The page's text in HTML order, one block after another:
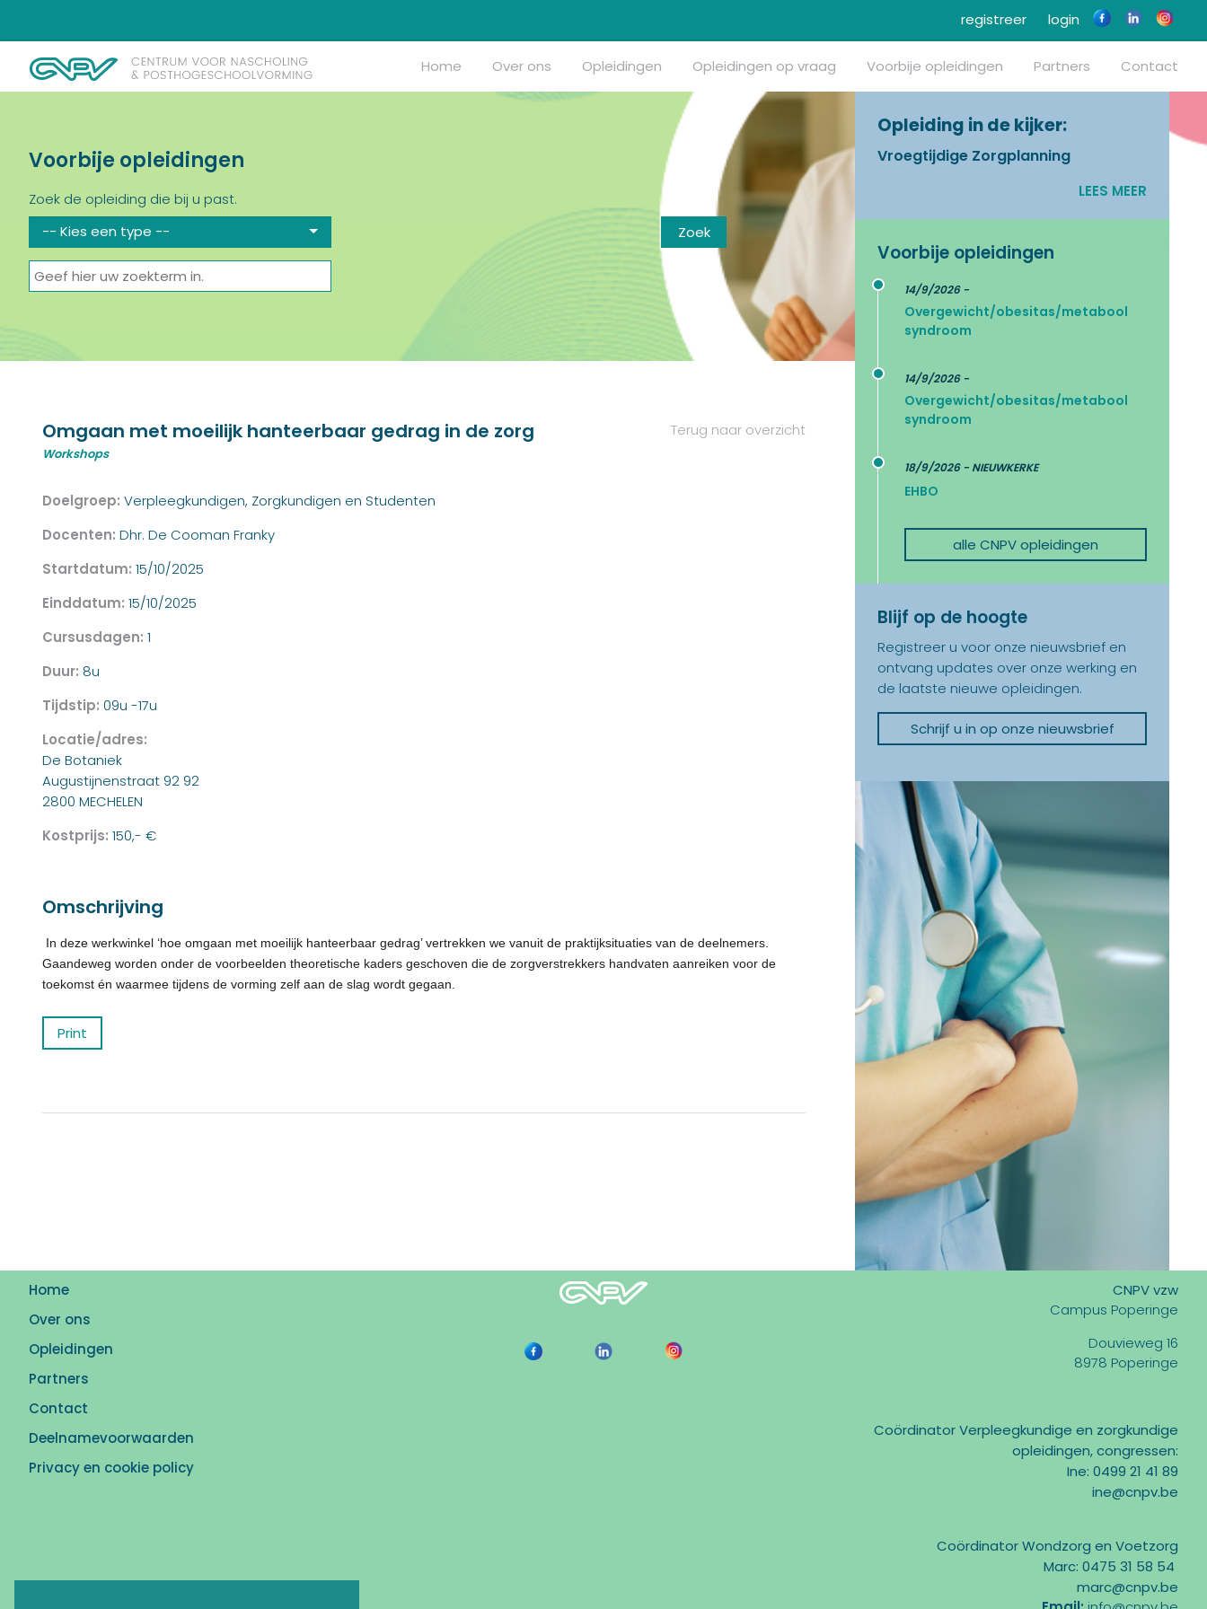
login
registreer
Home Over ons Opleidingen Opleidingen op vraag Voorbije opleidingen Partners Contact
Voorbije opleidingen
Zoek de opleiding die bij u past.
-- Kies een type --
Opleiding in de kijker:
Vroegtijdige Zorgplanning
LEES MEER
Voorbije opleidingen
14/9/2026 -
Overgewicht/obesitas/metabool
syndroom
14/9/2026 -
Overgewicht/obesitas/metabool
syndroom
18/9/2026 - NIEUWKERKE
EHBO
alle CNPV opleidingen
Blijf op de hoogte
Registreer u voor onze nieuwsbrief en
ontvang updates over onze werking en
de laatste nieuwe opleidingen.
Schrijf u in op onze nieuwsbrief
Terug naar overzicht
Omgaan met moeilijk hanteerbaar gedrag in de zorg
Workshops
Doelgroep: Verpleegkundigen, Zorgkundigen en Studenten
Docenten: Dhr. De Cooman Franky
Startdatum: 15/10/2025
Einddatum: 15/10/2025
Cursusdagen: 1
Duur: 8u
Tijdstip: 09u -17u
Locatie/adres:
De Botaniek
Augustijnenstraat 92 92
2800 MECHELEN
Kostprijs: 150,- €
Omschrijving
In deze werkwinkel ‘hoe omgaan met moeilijk hanteerbaar gedrag’ vertrekken we vanuit de praktijksituaties van de deelnemers.
Gaandeweg worden onder de voorbeelden theoretische kaders geschoven die de zorgverstrekkers handvaten aanreiken voor de
toekomst én waarmee tijdens de vorming zelf aan de slag wordt gegaan.
Print
Home
Over ons
Opleidingen
Partners
Contact
Deelnamevoorwaarden
Privacy en cookie policy
CNPV vzw
Campus Poperinge
Douvieweg 16
8978 Poperinge
Coördinator Verpleegkundige en zorgkundige
opleidingen, congressen:
Ine: 0499 21 41 89
ine@cnpv.be
Coördinator Wondzorg en Voetzorg
Marc: 0475 31 58 54
marc@cnpv.be